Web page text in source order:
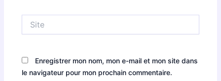
Enregistrer mon nom, mon e-mail et mon site dans
le navigateur pour mon prochain commentaire.